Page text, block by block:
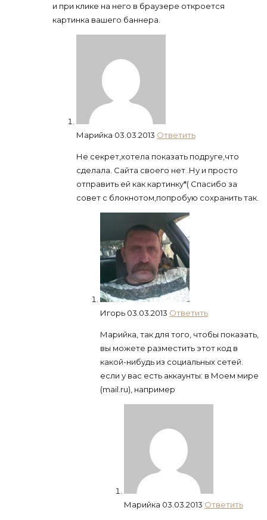
и при клике на него в браузере откроется
картинка вашего баннера.
Марийка 03.03.2013 Ответить
Не секрет,хотела показать подруге,что
сделала. Сайта своего нет .Ну и просто
отправить ей как картинку*( Спасибо за
совет с блокнотом,попробую сохранить так.
Игорь 03.03.2013 Ответить
Марийка, так для того, чтобы показать,
вы можете разместить этот код в
какой-нибудь из социальных сетей.
если у вас есть аккаунты: в Моем мире
(mail.ru), например
Марийка 03.03.2013 Ответить